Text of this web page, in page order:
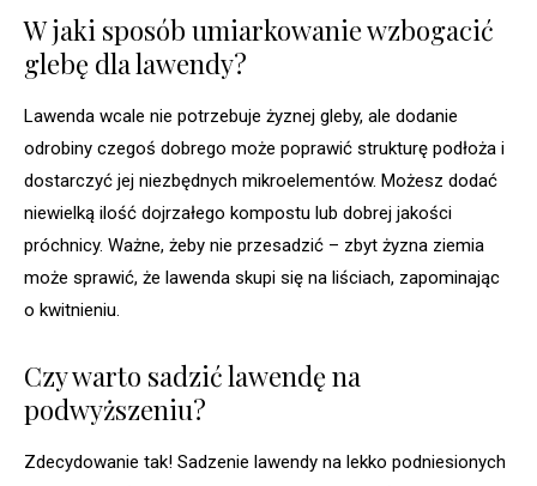
W jaki sposób umiarkowanie wzbogacić
glebę dla lawendy?
Lawenda wcale nie potrzebuje żyznej gleby, ale dodanie
odrobiny czegoś dobrego może poprawić strukturę podłoża i
dostarczyć jej niezbędnych mikroelementów. Możesz dodać
niewielką ilość dojrzałego kompostu lub dobrej jakości
próchnicy. Ważne, żeby nie przesadzić – zbyt żyzna ziemia
może sprawić, że lawenda skupi się na liściach, zapominając
o kwitnieniu.
Czy warto sadzić lawendę na
podwyższeniu?
Zdecydowanie tak! Sadzenie lawendy na lekko podniesionych